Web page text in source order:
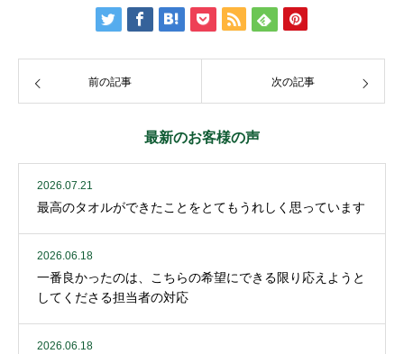
前の記事 次の記事
最新のお客様の声
2026.07.21
最高のタオルができたことをとてもうれしく思っています
2026.06.18
一番良かったのは、こちらの希望にできる限り応えようと
してくださる担当者の対応
2026.06.18